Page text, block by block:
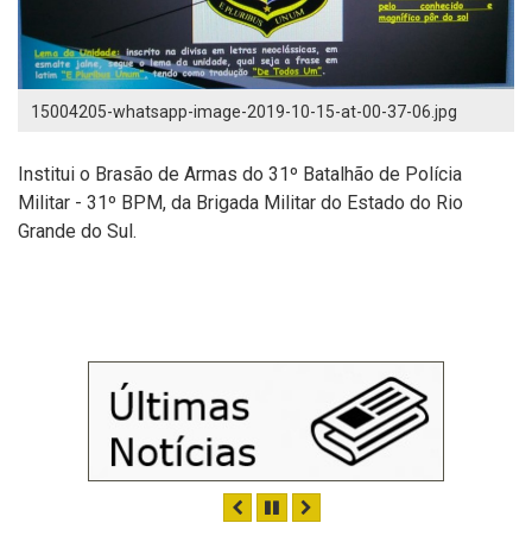
15004205-whatsapp-image-2019-10-15-at-00-37-06.jpg
Institui o Brasão de Armas do 31º Batalhão de Polícia
Militar - 31º BPM, da Brigada Militar do Estado do Rio
Grande do Sul.
ANTERIOR
PAUSAR